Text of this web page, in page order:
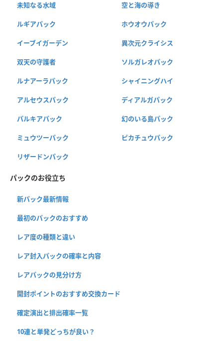
未知なる水域 空と海の導き
ルギアパック ホウオウパック
イーブイガーデン 異次元クライシス
双天の守護者 ソルガレオパック
ルナアーラパック シャイニングハイ
アルセウスパック ディアルガパック
パルキアパック 幻のいる島パック
ミュウツーパック ピカチュウパック
リザードンパック
パックのお役立ち
新パック最新情報
最初のパックのおすすめ
レア度の種類と違い
レア封入パックの確率と内容
レアパックの見分け方
開封ポイントのおすすめ交換カード
確定演出と排出確率一覧
10連と単発どっちが良い？